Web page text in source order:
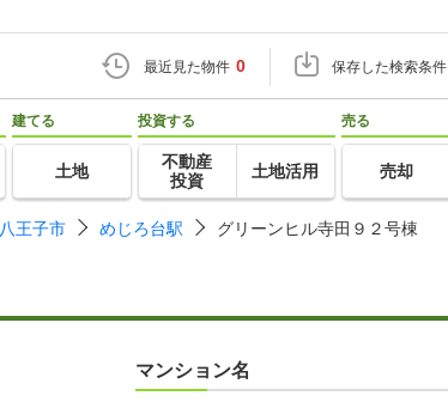
最近見た物件 0 保存した検索条件
建てる
土地
投資する
不動産
投資
土地活用
売る
売却
八王子市 めじろ台駅 グリーンヒル寺田９２号棟
マンション名